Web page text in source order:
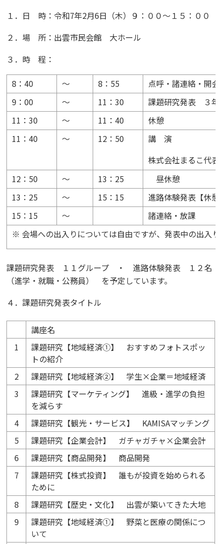
１．日 時：令和7年2月6日（木）９：００～１５：００
２．場 所：出雲市民会館 大ホール
３．時 程：
8：40 ～ 8：55
点呼・諸連絡・開
9：00
～ 11：30
課題研究発表 ３年
11：30
～ 11：40
休憩
11：40
～ 12：50
講 演
株式会社まるこ代
12：50
～ 13：25
昼休憩
13：25
～ 15：15
進路体験発表【休
15：15
～
諸連絡・放課
※ 会場への出入りについては自由ですが、発表中の出入
課題研究発表 １１グループ ・ 進路体験発表 １２名
（進学・就職・公務員） を予定しています。
４．課題研究発表タイトル
講座名
1
課題研究【地域経済①】 おすすめフォトスポッ
トの紹介
2
課題研究【地域経済②】 学生×企業＝地域経済
3
課題研究【マーケティング】 進級・進学の負担
を減らす
4
課題研究【観光・サービス】 KAMISAマッチング
5
課題研究【企業会計】 ガチャガチャ×企業会計
6
課題研究【商品開発】 商品開発
7
課題研究【株式投資】 誰もが投資を始められる
ために
8
課題研究【歴史・文化】 出雲が築いてきた大地
9
課題研究【地域経済①】 野菜と医療の関係につ
いて